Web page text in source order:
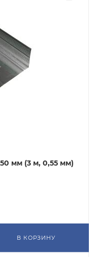
мм (3 м, 0,55 мм)
В КОРЗИНУ